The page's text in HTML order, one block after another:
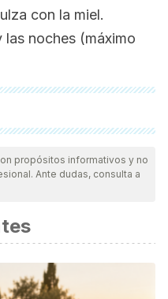
con la miel.
las noches (máximo
a profundidad por
calidad, confiabilidad,
de este artículo fue
ency/article/003072.htm
Heimlich.
encyclopedia/content.aspx?
propósitos informativos y no
Ante dudas, consulta a